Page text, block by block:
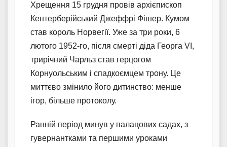
Хрещення 15 грудня провів архієпископ
Кентерберійський Джеффрі Фішер. Кумом
став король Норвегії. Уже за три роки, 6
лютого 1952-го, після смерті діда Георга VI,
трирічний Чарльз став герцогом
Корнуольським і спадкоємцем трону. Це
миттєво змінило його дитинство: менше
ігор, більше протоколу.
Ранній період минув у палацових садах, з
гувернантками та першими уроками